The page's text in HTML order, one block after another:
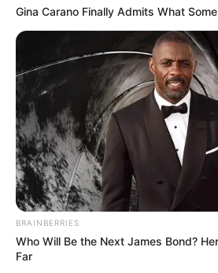
Gina Carano Finally Admits What
BRAINBERRIES
Who Will Be the Next James Bond?
Far